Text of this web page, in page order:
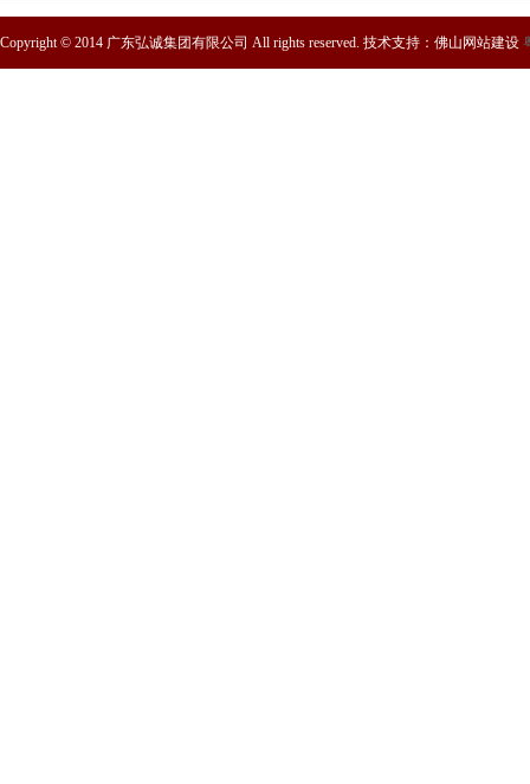
Copyright © 2014 广东弘诚集团有限公司 All rights reserved. 技术支持： 佛山网站建设